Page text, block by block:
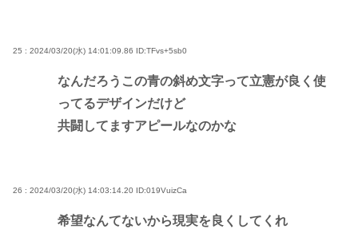
25 : 2024/03/20(水) 14:01:09.86 ID:TFvs+5sb0
なんだろうこの青の斜め文字って立憲が良く使
ってるデザインだけど
共闘してますアピールなのかな
26 : 2024/03/20(水) 14:03:14.20 ID:019VuizCa
希望なんてないから現実を良くしてくれ